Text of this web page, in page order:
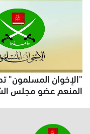
"الإخوان المسلمون"
المنعم عضو مجلس